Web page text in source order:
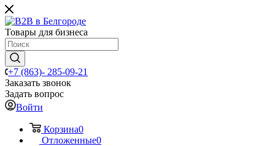
Товары для бизнеса
+7 (863)- 285-09-21
Заказать звонок
Задать вопрос
Войти
Корзина0
Отложенные0